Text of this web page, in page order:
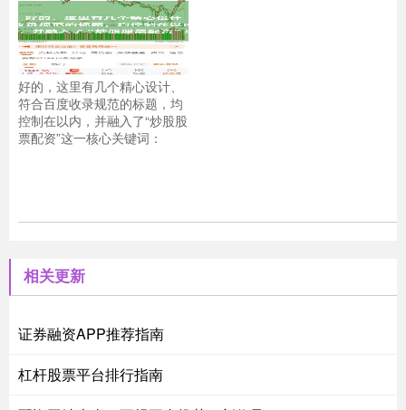
好的，这里有几个精心设计、
符合百度收录规范的标题，均
控制在以内，并融入了“炒股股
票配资”这一核心关键词：
相关更新
证券融资APP推荐指南
杠杆股票平台排行指南